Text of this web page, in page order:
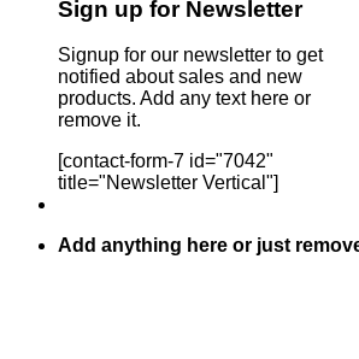
Sign up for Newsletter
Signup for our newsletter to get
notified about sales and new
products. Add any text here or
remove it.
[contact-form-7 id="7042"
title="Newsletter Vertical"]
Add anything here or just